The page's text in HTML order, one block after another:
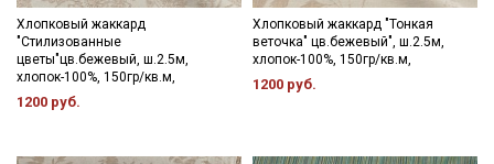
Хлопковый жаккард
"Стилизованные
цветы"цв.бежевый, ш.2.5м,
хлопок-100%, 150гр/кв.м,
1200 руб.
Хлопковый жаккард "Тонкая
веточка" цв.бежевый", ш.2.5м,
хлопок-100%, 150гр/кв.м,
1200 руб.